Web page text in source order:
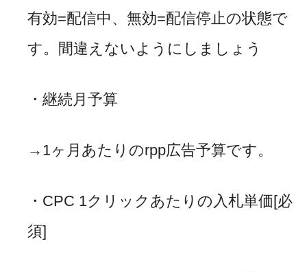
有効=配信中、無効=配信停止の状態で
す。間違えないようにしましょう
・継続月予算
→ 1ヶ月あたりのrpp広告予算です。
・ CPC 1クリックあたりの入札単価[必
須]